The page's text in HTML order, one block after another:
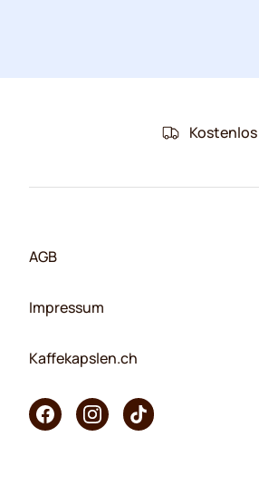
AGB
Impressum
Kaffekapslen.ch